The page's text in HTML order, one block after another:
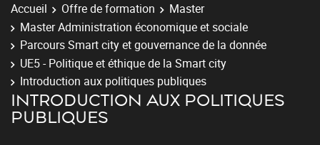
Accueil Offre de formation
Master
Master Administration économique et sociale
Parcours Smart city et gouvernance de la donnée
UE5 - Politique et éthique de la Smart city
Introduction aux politiques publiques
INTRODUCTION AUX POLITIQUES
PUBLIQUES